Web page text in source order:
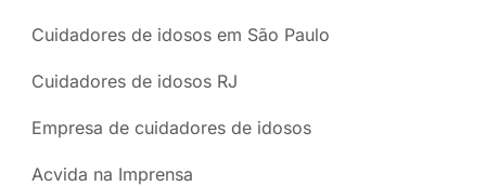
Cuidadores de idosos em São Paulo
Cuidadores de idosos RJ
Empresa de cuidadores de idosos
Acvida na Imprensa